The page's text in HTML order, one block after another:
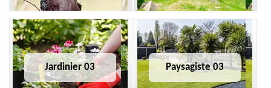
Jardinier 03 Paysagiste 03